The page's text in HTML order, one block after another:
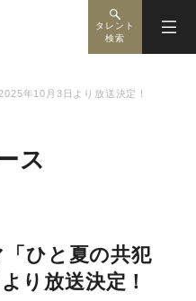
タレント
検索
年10月3日より放送決定！
ス
ひと夏の共犯
り放送決定！